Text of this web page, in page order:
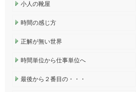
小人の靴屋
時間の感じ方
正解が無い世界
時間単位から仕事単位へ
最後から２番目の・・・